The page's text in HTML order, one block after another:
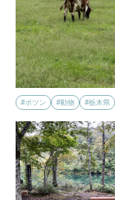
#ポツン #動物 #栃木県